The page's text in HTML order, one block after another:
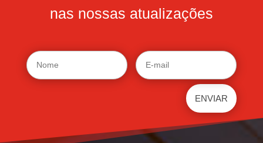
nas nossas atualizações